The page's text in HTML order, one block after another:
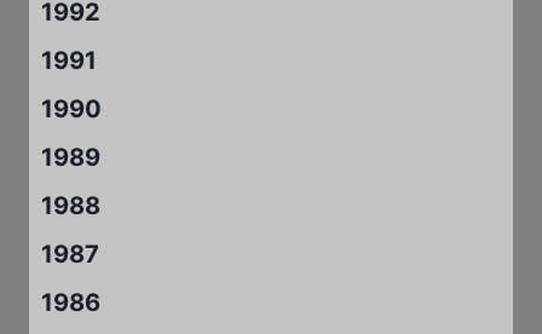
1992
1991
1990
1989
1988
1987
1986